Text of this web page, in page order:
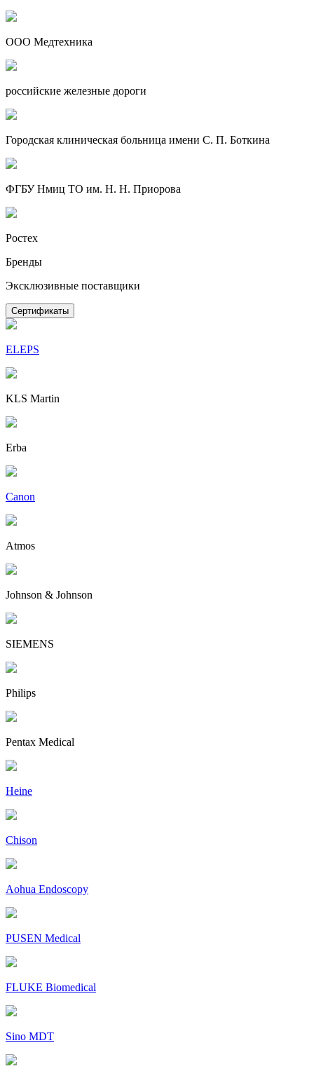
ООО Медтехника
российские железные дороги
Городская клиническая больница имени С. П. Боткина
ФГБУ Нмиц ТО им. Н. Н. Приорова
Ростех
Бренды
Эксклюзивные поставщики
Сертификаты
ELEPS
KLS Martin
Erba
Canon
Atmos
Johnson & Johnson
SIEMENS
Philips
Pentax Medical
Heine
Chison
Aohua Endoscopy
PUSEN Medical
FLUKE Biomedical
Sino MDT